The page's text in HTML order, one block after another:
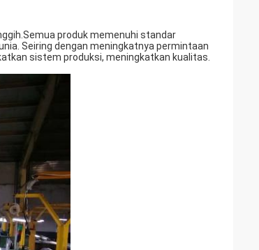
produk memenuhi standar
Seiring dengan meningkatnya permintaan
sistem produksi, meningkatkan kualitas.